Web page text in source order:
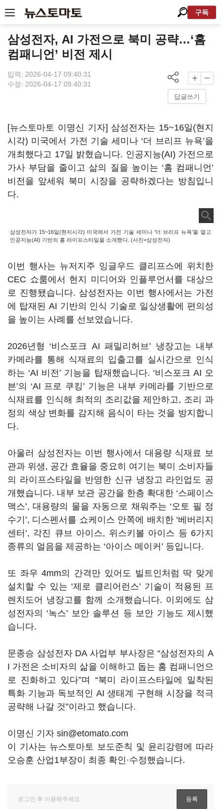
구독
삼성전자, AI 가전으로 북미 공략…‘홈
컴패니언’ 비전 제시
입력: 2026-04-17 09:40:31
수정: 2026-04-17 09:40:31
답글쓰기
[뉴스토마토 이명신 기자] 삼성전자는 15~16일(현지
시각) 미국에서 가전 기술 세미나 ‘더 브리프 뉴욕’을
개최했다고 17일 밝혔습니다. 인공지능(AI) 가전으로
가사 부담을 줄이고 삶의 질을 높이는 ‘홈 컴패니언’
비전을 앞세워 북미 시장을 공략하겠다는 방침입니
다.
삼성전자가 15~16일(현지시각) 미국에서 가전 기술 세미나 ‘더 브리프 뉴욕’을 열고
인공지능(AI) 기반의 홈 라이프스타일을 소개했다. (사진=삼성전자)
이번 행사는 뉴저지주 잉글우드 클리프스에 위치한
CEC 쇼룸에서 현지 미디어와 인플루언서를 대상으
로 진행됐습니다. 삼성전자는 이번 행사에서는 가전
에 탑재된 AI 기반의 인식 기술로 일상생활에 편의성
을 높이는 사례를 선보였습니다.
2026년형 ‘비스포크 AI 패밀리허브’ 냉장고는 내부
카메라를 통해 식재료의 입출고를 실시간으로 인식
하는 ‘AI 비전’ 기능을 탑재했습니다. ‘비스포크 AI 오
븐’의 ‘AI 프로 쿠킹’ 기능은 내부 카메라를 기반으로
식재료를 인식해 최적의 조리값을 제안하고, 조리 과
정의 색상 변화를 감지해 음식이 타는 것을 방지합니
다.
아울러 삼성전자는 이번 행사에서 대용량 식재료 보
관과 위생, 공간 효율을 중요히 여기는 북미 소비자들
의 라이프스타일을 반영한 신규 냉장고 라인업도 공
개했습니다. 내부 보관 공간을 한층 확대한 ‘스페이스
맥스’, 대용량의 물을 자동으로 채워주는 ‘오토 필 정
수기’, 디스펜서를 쇼케이스 안쪽에 배치한 ‘베버리지
센터’, 각진 큐브 아이스, 위스키볼 아이스 등 6가지
종류의 얼음을 제공하는 ‘아이스 메이커’ 등입니다.
또 좌우 4mm의 간격만 있어도 빌트인처럼 딱 맞게
설치할 수 있는 ‘제로 클리어런스’ 기술이 적용된 프
렌치도어 냉장고를 함께 소개했습니다. 이외에도 삼
성전자의 ‘녹스’ 보안 솔루션 등 보안 기능도 제시했
습니다.
문종승 삼성전자 DA 사업부 부사장은 “삼성전자의 A
I 가전은 소비자의 삶을 이해하고 돕는 홈 컴패니언으
로 진화하고 있다”며 “북미 라이프스타일에 밀착된
특화 기능과 독보적인 AI 생태계 구현해 시장을 적극
공략해 나갈 것”이라고 했습니다.
이명신 기자 sin@etomato.com
이 기사는 뉴스토마토 보도준칙 및 윤리강령에 따라
오승훈 산업1부장이 최종 확인·수정했습니다.